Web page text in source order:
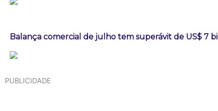
Balança comercial de julho tem superávit de US$ 7
PUBLICIDADE